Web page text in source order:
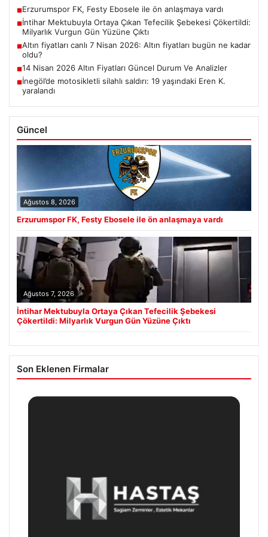
■Erzurumspor FK, Festy Ebosele ile ön anlaşmaya vardı
■İntihar Mektubuyla Ortaya Çıkan Tefecilik Şebekesi Çökertildi:
Milyarlık Vurgun Gün Yüzüne Çıktı
■Altın fiyatları canlı 7 Nisan 2026: Altın fiyatları bugün ne kadar
oldu?
■14 Nisan 2026 Altın Fiyatları Güncel Durum Ve Analizler
■İnegöl’de motosikletli silahlı saldırı: 19 yaşındaki Eren K.
yaralandı
Güncel
Ağustos 8, 2026
Erzurumspor FK, Festy Ebosele ile ön anlaşmaya vardı
Ağustos 7, 2026
İntihar Mektubuyla Ortaya Çıkan Tefecilik Şebekesi
Çökertildi: Milyarlık Vurgun Gün Yüzüne Çıktı
Son Eklenen Firmalar